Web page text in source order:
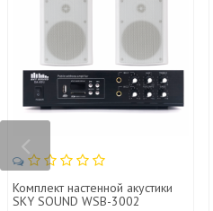
Комплект настенной акустики
SKY SOUND WSB-3002